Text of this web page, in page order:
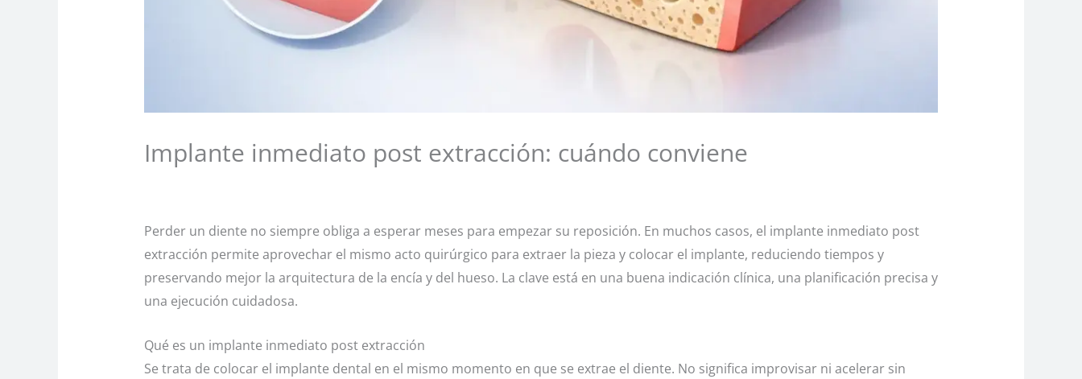
Implante inmediato post extracción: cuándo conviene
Perder un diente no siempre obliga a esperar meses para empezar su reposición. En muchos casos, el implante inmediato post
extracción permite aprovechar el mismo acto quirúrgico para extraer la pieza y colocar el implante, reduciendo tiempos y
preservando mejor la arquitectura de la encía y del hueso. La clave está en una buena indicación clínica, una planificación precisa y
una ejecución cuidadosa.
Qué es un implante inmediato post extracción
Se trata de colocar el implante dental en el mismo momento en que se extrae el diente. No significa improvisar ni acelerar sin